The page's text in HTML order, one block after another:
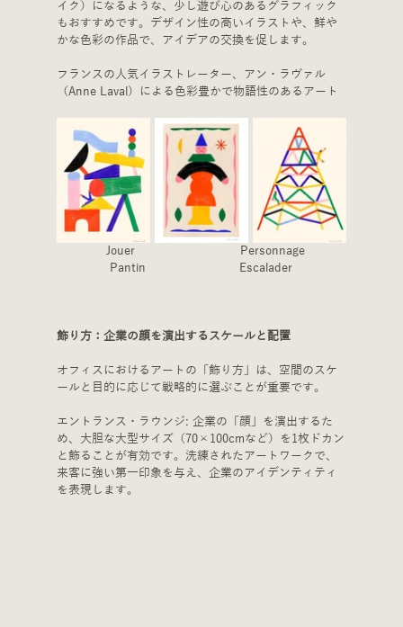
イク）になるような、少し遊び心のあるグラフィック
もおすすめです。デザイン性の高いイラストや、鮮や
かな色彩の作品で、アイデアの交換を促します。
フランスの人気イラストレーター、アン・ラヴァル
（Anne Laval）による色彩豊かで物語性のあるアート
Jouer　　　　　　　　　Personnage
Pantin　　　　　　　　Escalader
飾り方：企業の顔を演出するスケールと配置
オフィスにおけるアートの「飾り方」は、空間のスケ
ールと目的に応じて戦略的に選ぶことが重要です。
エントランス・ラウンジ: 企業の「顔」を演出するた
め、大胆な大型サイズ（70×100cmなど）を1枚ドカン
と飾ることが有効です。洗練されたアートワークで、
来客に強い第一印象を与え、企業のアイデンティティ
を表現します。